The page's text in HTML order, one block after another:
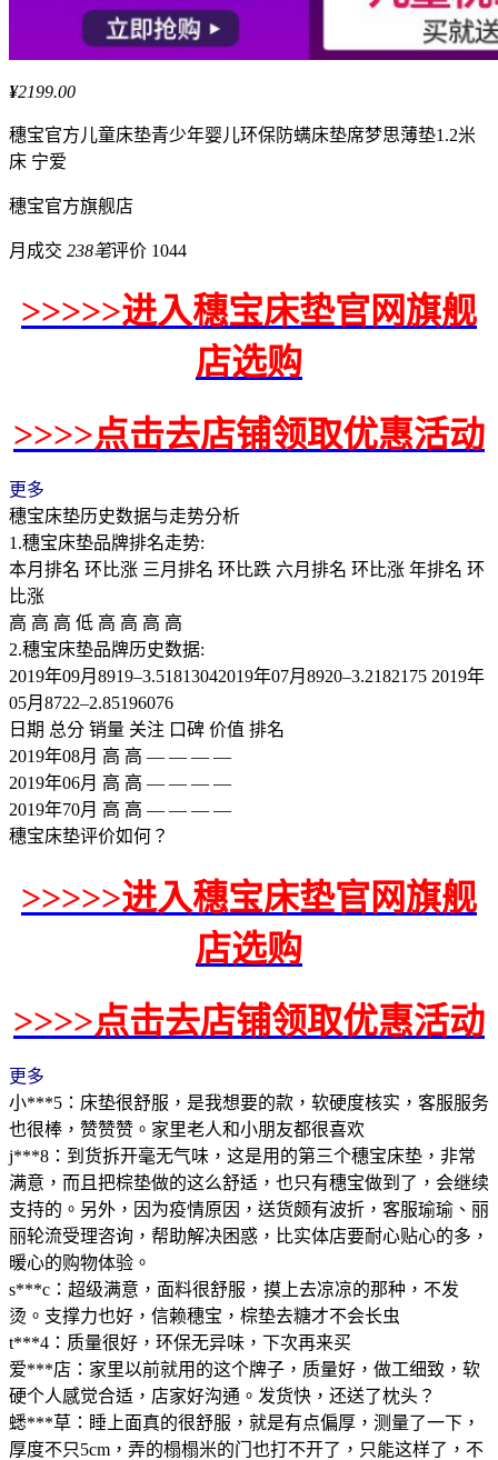
¥2199.00
穗宝官方儿童床垫青少年婴儿环保防螨床垫席梦思薄垫1.2米
床 宁爱
穗宝官方旗舰店
月成交 238笔评价 1044
>>>>>进入穗宝床垫官网旗舰
店选购
>>>>点击去店铺领取优惠活动
更多
穗宝床垫历史数据与走势分析
1.穗宝床垫品牌排名走势:
本月排名 环比涨 三月排名 环比跌 六月排名 环比涨 年排名 环
比涨
高 高 高 低 高 高 高 高
2.穗宝床垫品牌历史数据:
2019年09月8919–3.51813042019年07月8920–3.2182175 2019年
05月8722–2.85196076
日期 总分 销量 关注 口碑 价值 排名
2019年08月 高 高 — — — —
2019年06月 高 高 — — — —
2019年70月 高 高 — — — —
穗宝床垫评价如何？
>>>>>进入穗宝床垫官网旗舰
店选购
>>>>点击去店铺领取优惠活动
更多
小***5：床垫很舒服，是我想要的款，软硬度核实，客服服务
也很棒，赞赞赞。家里老人和小朋友都很喜欢
j***8：到货拆开毫无气味，这是用的第三个穗宝床垫，非常
满意，而且把棕垫做的这么舒适，也只有穗宝做到了，会继续
支持的。另外，因为疫情原因，送货颇有波折，客服瑜瑜、丽
丽轮流受理咨询，帮助解决困惑，比实体店要耐心贴心的多，
暖心的购物体验。
s***c：超级满意，面料很舒服，摸上去凉凉的那种，不发
烫。支撑力也好，信赖穗宝，棕垫去糖才不会长虫
t***4：质量很好，环保无异味，下次再来买
爱***店：家里以前就用的这个牌子，质量好，做工细致，软
硬个人感觉合适，店家好沟通。发货快，还送了枕头？
蟋***草：睡上面真的很舒服，就是有点偏厚，测量了一下，
厚度不只5cm，弄的榻榻米的门也打不开了，只能这样了，不